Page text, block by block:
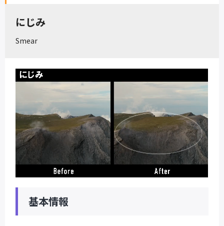
にじみ
Smear
基本情報